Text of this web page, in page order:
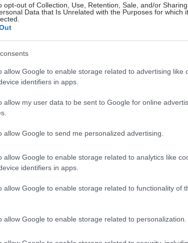
opt-out of Collection, Use, Retention, Sale, and/or Sharing
Data that Is Unrelated with the Purposes for which it
allow Google to enable storage related to advertising like
identifiers in apps.
allow my user data to be sent to Google for online
allow Google to send me personalized advertising.
allow Google to enable storage related to analytics like
identifiers in apps.
allow Google to enable storage related to functionality of
allow Google to enable storage related to personalization.
να υιοθετήσουν τη μέθοδο της διαμασχαλιαίας
Πριν από δύο χρόνια μετέβησαν στη Δρέσδη,
για αυτήν από τον Ιταλό χειρουργό
στο «Γ.Παπανικολάου» έγιναν παρουσία
από την ομάδα του καθηγητή
βρέθηκε στη Θεσσαλονίκη για αυτό τον
δύο χρόνια μετά, έχουμε κάνει περίπου 100
κυρίως στην αορτική βαλβίδα, και ορισμένες στην
αποτυχία, χωρίς να απειληθεί η ζωή κάποιου
για κάποιο λόγο", επισημαίνει ο κ.